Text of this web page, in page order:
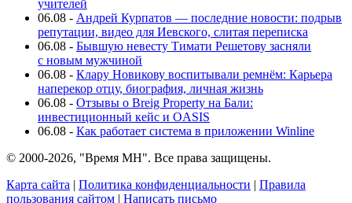
учителей
06.08 - Андрей Курпатов — последние новости: подрыв
репутации, видео для Иевского, слитая переписка
06.08 - Бывшую невесту Тимати Решетову засняли
с новым мужчиной
06.08 - Клару Новикову воспитывали ремнём: Карьера
наперекор отцу, биография, личная жизнь
06.08 - Отзывы о Breig Property на Бали:
инвестиционный кейс и OASIS
06.08 - Как работает система в приложении Winline
© 2000-2026, "Время МН". Все права защищены.
Карта сайта | Политика конфиденциальности | Правила
пользования сайтом | Написать письмо